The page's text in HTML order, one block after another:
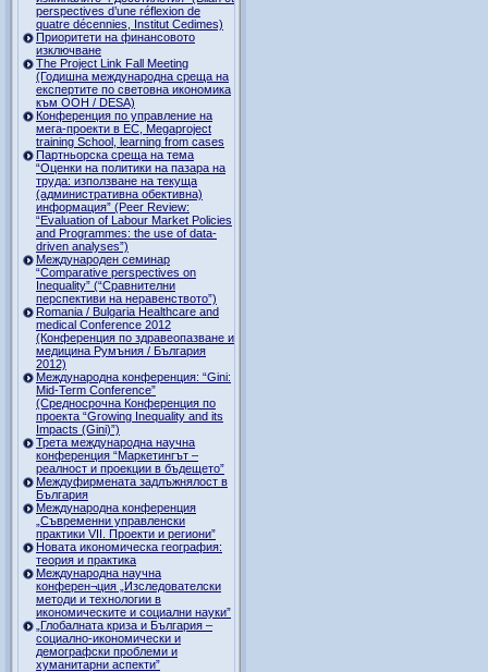
perspectives d’une réflexion de
quatre décennies, Institut Cedimes)
Приоритети на финансовото
изключване
The Project Link Fall Meeting
(Годишна международна среща на
експертите по световна икономика
към ООН / DESA)
Конференция по управление на
мега-проекти в ЕС, Megaproject
training School, learning from cases
Партньорска среща на тема
“Оценки на политики на пазара на
труда: използване на текуща
(административна обективна)
информация” (Peer Review:
“Evaluation of Labour Market Policies
and Programmes: the use of data-
driven analyses”)
Международен семинар
“Comparative perspectives on
Inequality” (“Сравнителни
перспективи на неравенството”)
Romania / Bulgaria Healthcare and
medical Conference 2012
(Конференция по здравеопазване и
медицина Румъния / България
2012)
Международна конференция: “Gini:
Mid-Term Conference”
(Средносрочна Конференция по
проекта “Growing Inequality and its
Impacts (Gini)”)
Трета международна научна
конференция “Маркетингът –
реалност и проекции в бъдещето”
Междуфирмената задлъжнялост в
България
Международна конференция
„Съвременни управленски
практики VII. Проекти и региони”
Новата икономическа география:
теория и практика
Международна научна
конферен¬ция „Изследователски
методи и технологии в
икономическите и социални науки”
„Глобалната криза и България –
социално-икономически и
демографски проблеми и
хуманитарни аспекти”